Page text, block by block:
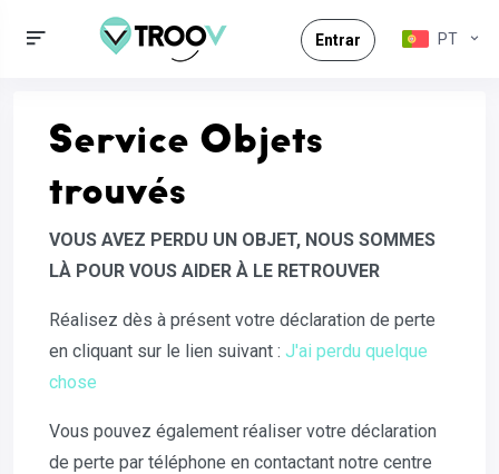
Entrar PT
Service Objets
trouvés
VOUS AVEZ PERDU UN OBJET, NOUS SOMMES
LÀ POUR VOUS AIDER À LE RETROUVER
Réalisez dès à présent votre déclaration de perte
en cliquant sur le lien suivant : J'ai perdu quelque
chose
Vous pouvez également réaliser votre déclaration
de perte par téléphone en contactant notre centre